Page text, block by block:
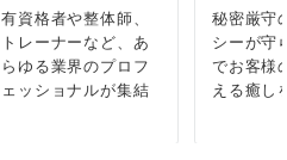
有資格者や整体師、
トレーナーなど、あ
らゆる業界のプロフ
ェッショナルが集結
秘密厳守
シーが守
でお客様
える癒し